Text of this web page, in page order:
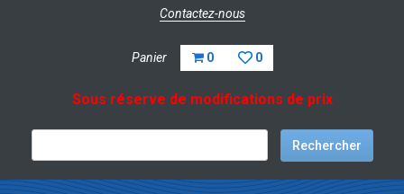
Contactez-nous
Panier 0 0
Sous réserve de modifications de prix